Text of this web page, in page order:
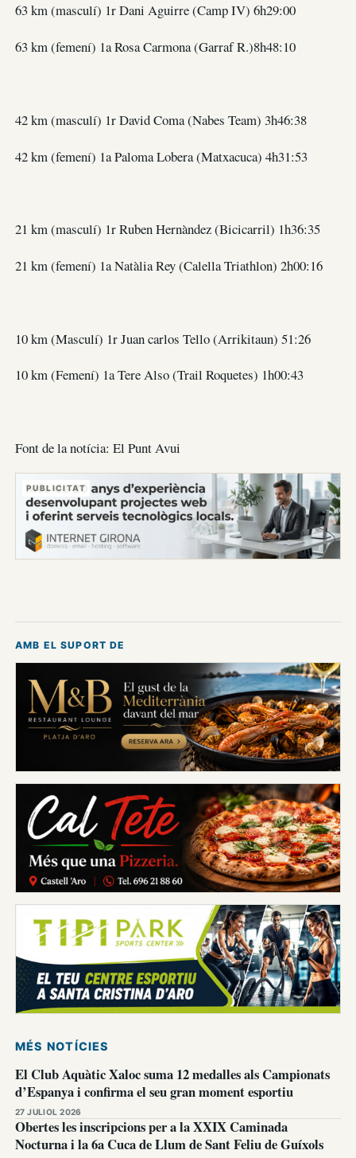
63 km (masculí) 1r Dani Aguirre (Camp IV) 6h29:00
63 km (femení) 1a Rosa Carmona (Garraf R.)8h48:10
42 km (masculí) 1r David Coma (Nabes Team) 3h46:38
42 km (femení) 1a Paloma Lobera (Matxacuca) 4h31:53
21 km (masculí) 1r Ruben Hernàndez (Bicicarril) 1h36:35
21 km (femení) 1a Natàlia Rey (Calella Triathlon) 2h00:16
10 km (Masculí) 1r Juan carlos Tello (Arrikitaun) 51:26
10 km (Femení) 1a Tere Also (Trail Roquetes) 1h00:43
Font de la notícia: El Punt Avui
PUBLICITAT
AMB EL SUPORT DE
MÉS NOTÍCIES
El Club Aquàtic Xaloc suma 12 medalles als Campionats
d’Espanya i confirma el seu gran moment esportiu
27 JULIOL 2026
Obertes les inscripcions per a la XXIX Caminada
Nocturna i la 6a Cuca de Llum de Sant Feliu de Guíxols